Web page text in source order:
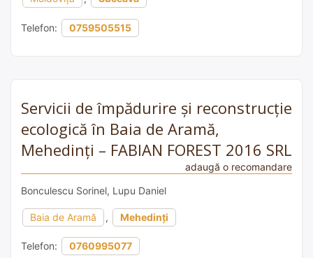
Telefon: 0759505515
Servicii de împădurire și reconstrucție
ecologică în Baia de Aramă,
Mehedinți – FABIAN FOREST 2016 SRL
adaugă o recomandare
Bonculescu Sorinel, Lupu Daniel
Baia de Aramă , Mehedinți
Telefon: 0760995077